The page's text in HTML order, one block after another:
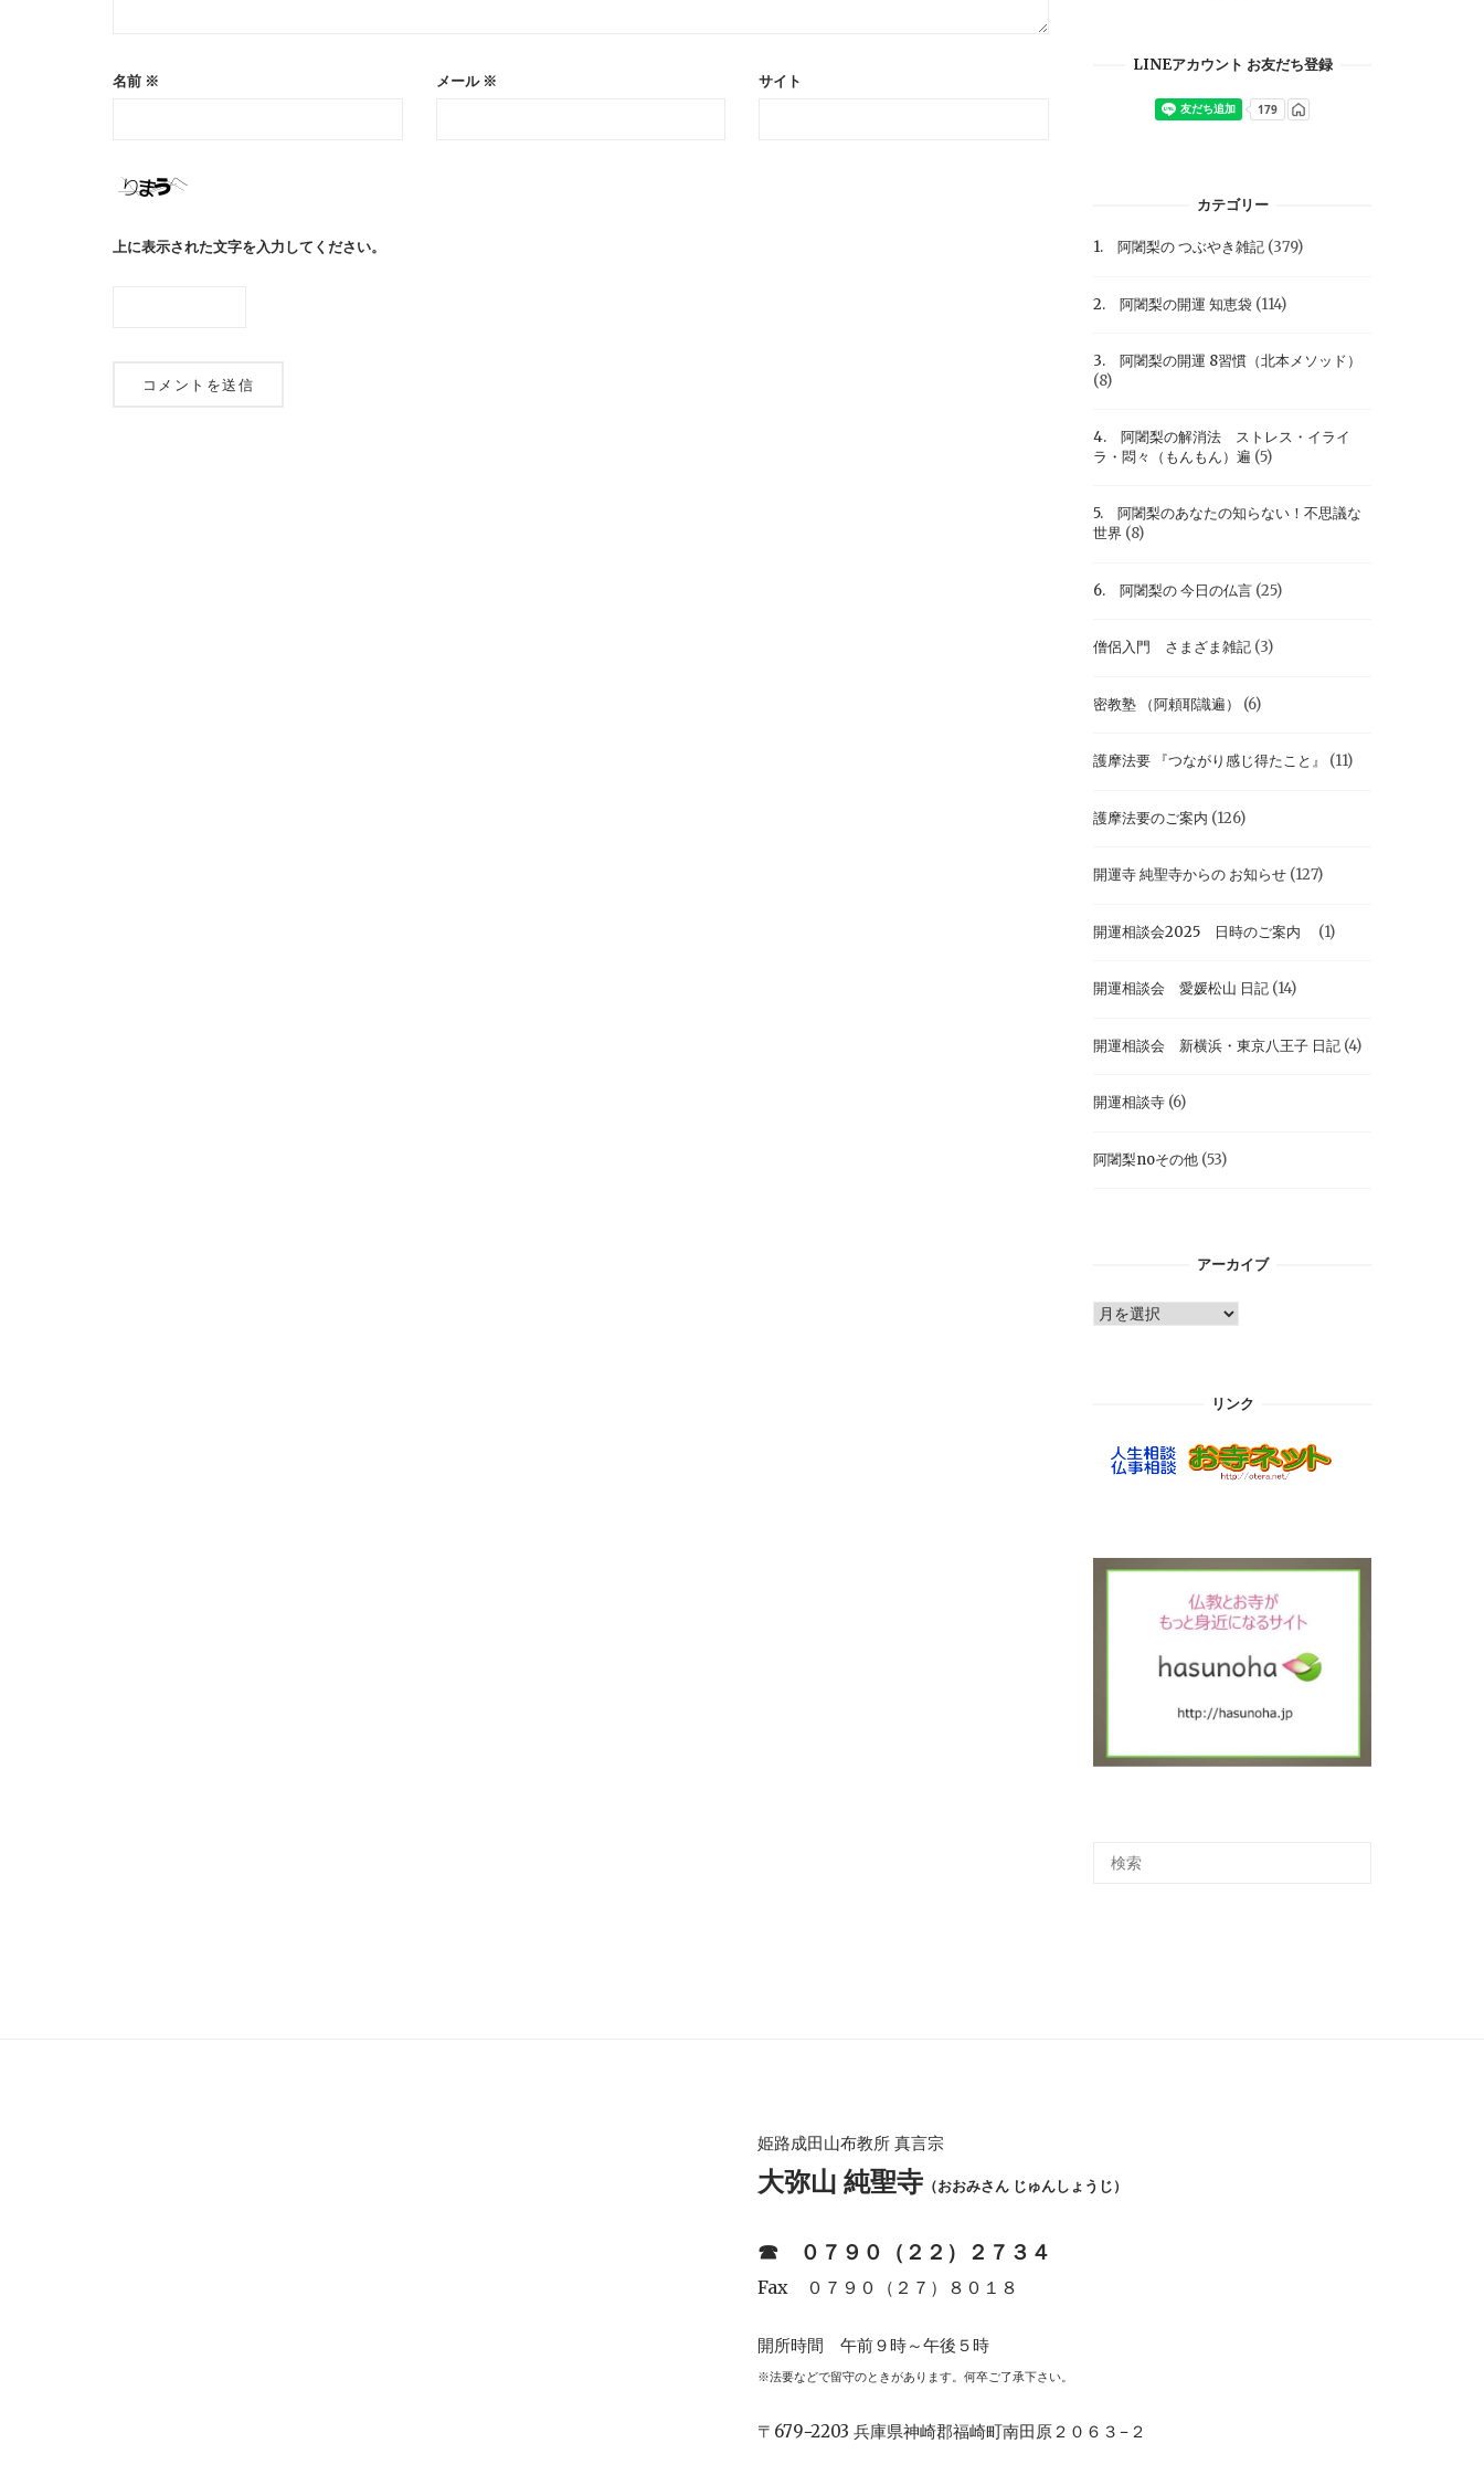
名前 ※ メール ※ サイト
上に表示された文字を入力してください。
LINEアカウント お友だち登録
カテゴリー
1. 阿闍梨の つぶやき雑記 (379)
2. 阿闍梨の開運 知恵袋 (114)
3. 阿闍梨の開運 8習慣（北本メソッド）
(8)
4. 阿闍梨の解消法 ストレス・イライ
ラ・悶々（もんもん）遍 (5)
5. 阿闍梨のあなたの知らない！不思議な
世界 (8)
6. 阿闍梨の 今日の仏言 (25)
僧侶入門 さまざま雑記 (3)
密教塾 （阿頼耶識遍） (6)
護摩法要 『つながり感じ得たこと』 (11)
護摩法要のご案内 (126)
開運寺 純聖寺からの お知らせ (127)
開運相談会2025 日時のご案内 (1)
開運相談会 愛媛松山 日記 (14)
開運相談会 新横浜・東京八王子 日記 (4)
開運相談寺 (6)
阿闍梨noその他 (53)
アーカイブ
ア
リンク
姫路成田山布教所 真言宗
大弥山 純聖寺 （おおみさん じゅんしょうじ）
☎︎ ０７９０（２２）２７３４
Fax ０７９０（２７）８０１８
開所時間 午前９時～午後５時
※法要などで留守のときがあります。何卒ご了承下さい。
〒679−2203 兵庫県神崎郡福崎町南田原２０６３−２